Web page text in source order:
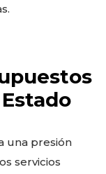
una presión
servicios